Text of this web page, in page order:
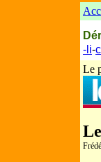
-li-
Le